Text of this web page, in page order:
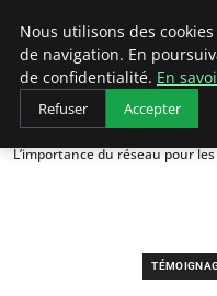
LECFCM
Accueil
Témoignages
L’importance du réseau pour
Nous utilisons des
de navigation. En
de confidentialité. En
Refuser Accepter